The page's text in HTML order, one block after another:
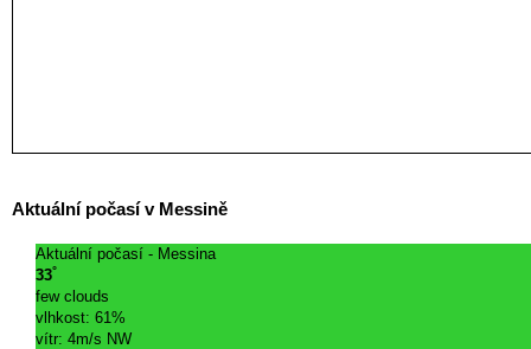
Aktuální počasí v Messině
Aktuální počasí - Messina
33°
few clouds
vlhkost: 61%
vítr: 4m/s NW